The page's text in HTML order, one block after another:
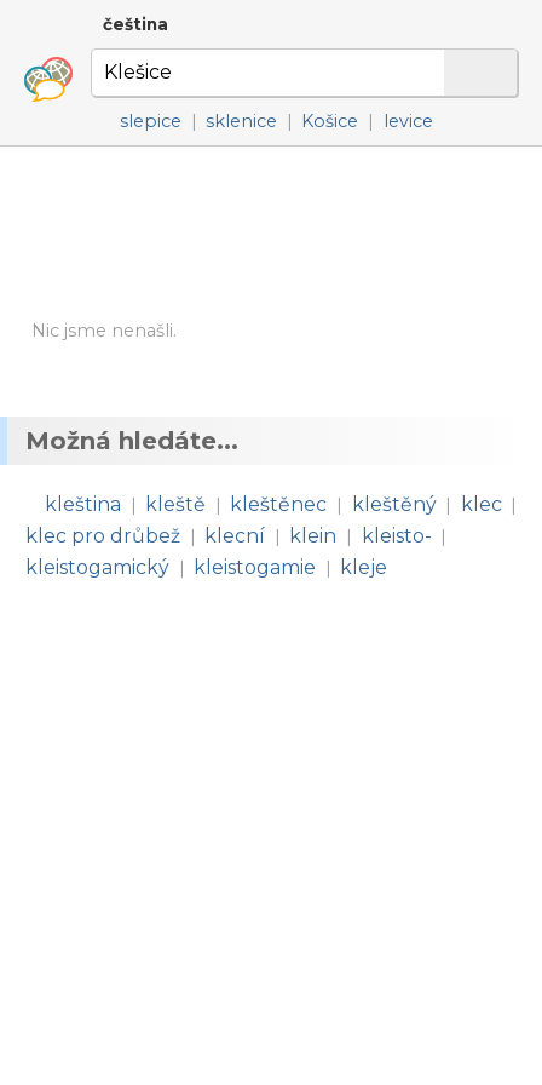
čeština
slepice | sklenice | Košice | levice
Nic jsme nenašli.
Možná hledáte...
kleština | kleště | kleštěnec | kleštěný | klec |
klec pro drůbež | klecní | klein | kleisto- |
kleistogamický | kleistogamie | kleje